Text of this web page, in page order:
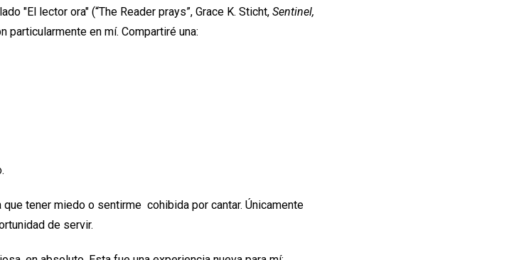
"El lector ora" (“The Reader prays”, Grace K. Sticht, Sentinel,
particularmente en mí. Compartiré una:
tener miedo o sentirme cohibida por cantar. Únicamente
de servir.